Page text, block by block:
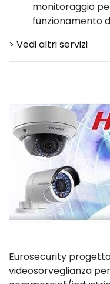
monitoraggio
funzionamento
> Vedi altri servizi
Eurosecurity
videosorveglianza